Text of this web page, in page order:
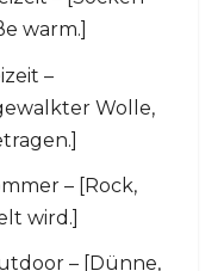
warm.]
–
Wolle,
– [Rock,
wird.]
– [Dünne,